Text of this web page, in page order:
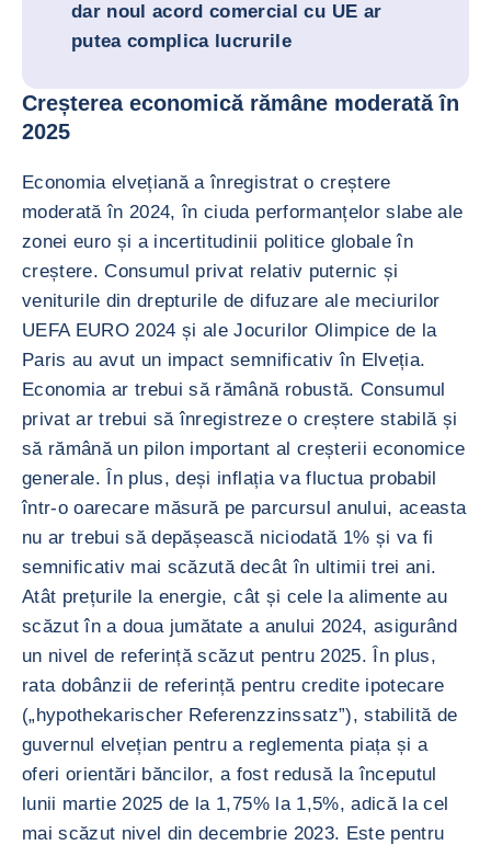
dar noul acord comercial cu UE ar
putea complica lucrurile
Creșterea economică rămâne moderată în
2025
Economia elvețiană a înregistrat o creștere
moderată în 2024, în ciuda performanțelor slabe ale
zonei euro și a incertitudinii politice globale în
creștere. Consumul privat relativ puternic și
veniturile din drepturile de difuzare ale meciurilor
UEFA EURO 2024 și ale Jocurilor Olimpice de la
Paris au avut un impact semnificativ în Elveția.
Economia ar trebui să rămână robustă. Consumul
privat ar trebui să înregistreze o creștere stabilă și
să rămână un pilon important al creșterii economice
generale. În plus, deși inflația va fluctua probabil
într-o oarecare măsură pe parcursul anului, aceasta
nu ar trebui să depășească niciodată 1% și va fi
semnificativ mai scăzută decât în ultimii trei ani.
Atât prețurile la energie, cât și cele la alimente au
scăzut în a doua jumătate a anului 2024, asigurând
un nivel de referință scăzut pentru 2025. În plus,
rata dobânzii de referință pentru credite ipotecare
(„hypothekarischer Referenzzinssatz”), stabilită de
guvernul elvețian pentru a reglementa piața și a
oferi orientări băncilor, a fost redusă la începutul
lunii martie 2025 de la 1,75% la 1,5%, adică la cel
mai scăzut nivel din decembrie 2023. Este pentru